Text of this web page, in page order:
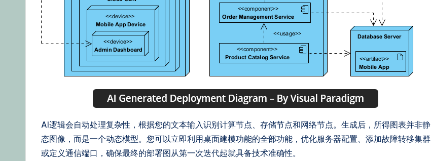
AI逻辑会自动处理复杂性，根据您的文本输入识别计算节点、存储节点和网络节点。生成后，所得图表并非静
态图像，而是一个动态模型。您可以立即利用桌面建模功能的全部功能，优化服务器配置、添加故障转移集群
或定义通信端口，确保最终的部署图从第一次迭代起就具备技术准确性。